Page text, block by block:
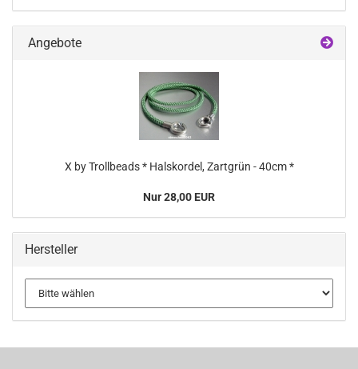
Angebote
X by Trollbeads * Halskordel, Zartgrün - 40cm *
Nur 28,00 EUR
Hersteller